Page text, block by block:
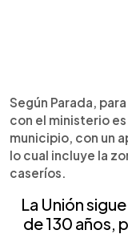
Según Parada,
con el ministerio
municipio, con un
lo cual incluye la
caseríos.
La Unión
de 130 años,